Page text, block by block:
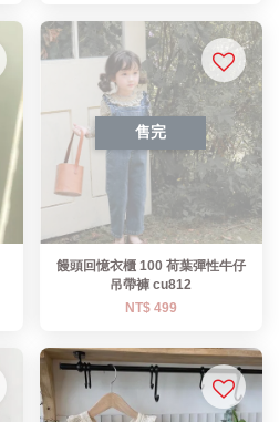
售完
饅頭回憶衣櫃 100 荷葉彈性牛仔
吊帶褲 cu812
NT$ 499